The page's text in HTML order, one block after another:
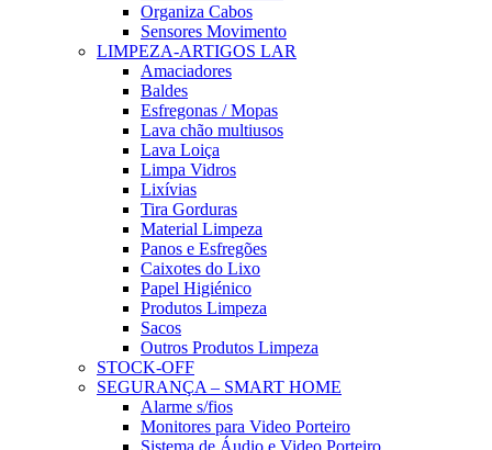
Organiza Cabos
Sensores Movimento
LIMPEZA-ARTIGOS LAR
Amaciadores
Baldes
Esfregonas / Mopas
Lava chão multiusos
Lava Loiça
Limpa Vidros
Lixívias
Tira Gorduras
Material Limpeza
Panos e Esfregões
Caixotes do Lixo
Papel Higiénico
Produtos Limpeza
Sacos
Outros Produtos Limpeza
STOCK-OFF
SEGURANÇA – SMART HOME
Alarme s/fios
Monitores para Video Porteiro
Sistema de Áudio e Video Porteiro